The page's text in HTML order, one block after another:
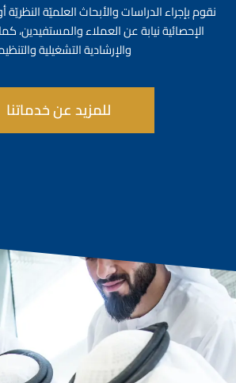
نقوم بإجراء الدراسات والأبحاث العلميّة النظريّة
الإحصائية نيابة عن العملاء والمستفيدين، كما
والإرشادية التشغيلية
للمزيد عن خدماتنا